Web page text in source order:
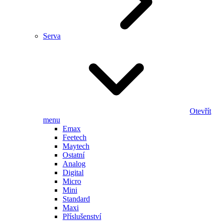
Serva
Otevřít
menu
Emax
Feetech
Maytech
Ostatní
Analog
Digital
Micro
Mini
Standard
Maxi
Příslušenství